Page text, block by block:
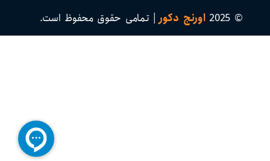
© 2025 اورنج دکور| تمامی حقوق محفوظ است.​​​​​​​